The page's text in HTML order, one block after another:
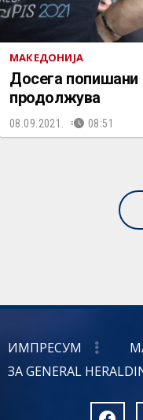
МАКЕДОНИЈА
Досега попишани
продолжува
08.09.2021. 08:51
ИМПРЕСУМ
ЗА GENERAL